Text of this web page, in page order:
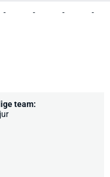
- - - -
team: